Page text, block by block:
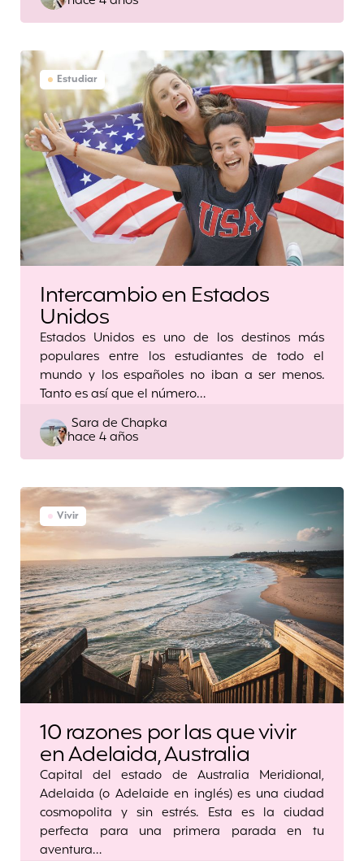
Estudiar
Intercambio en Estados
Unidos
Estados Unidos es uno de los destinos más
populares entre los estudiantes de todo el
mundo y los españoles no iban a ser menos.
Tanto es así que el número…
Posted
by
Sara de Chapka
hace 4 años
Vivir
10 razones por las que vivir
en Adelaida, Australia
Capital del estado de Australia Meridional,
Adelaida (o Adelaide en inglés) es una ciudad
cosmopolita y sin estrés. Esta es la ciudad
perfecta para una primera parada en tu
aventura…